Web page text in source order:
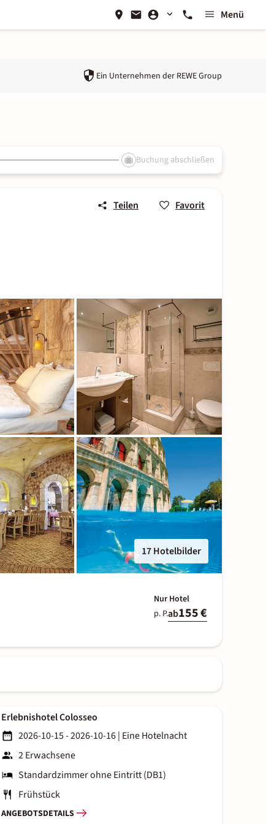
Menü
Ein Unternehmen der REWE Group
Buchung abschließen
Teilen Favorit
17 Hotelbilder
Nur Hotel
p. P.ab155 €
Erlebnishotel Colosseo
2026-10-15 - 2026-10-16| Eine Hotelnacht
2 Erwachsene
Standardzimmer ohne Eintritt (DB1)
Frühstück
ANGEBOTSDETAILS